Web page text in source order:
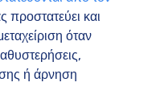
προστατεύει και
όταν
ή άρνηση